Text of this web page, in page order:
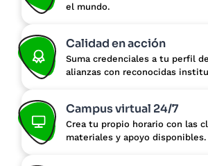
el mundo.
Calidad en acción
Suma credenciales a tu perfil
alianzas con reconocidas
Campus virtual 24/7
Crea tu propio horario con las
materiales y apoyo disponibles.